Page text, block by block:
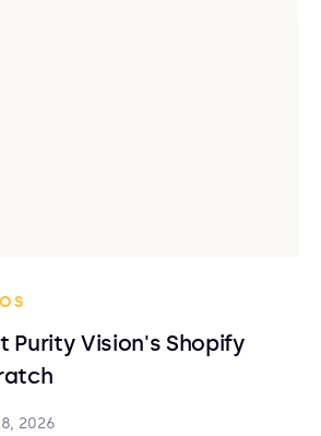
Purity Vision's Shopify
2026